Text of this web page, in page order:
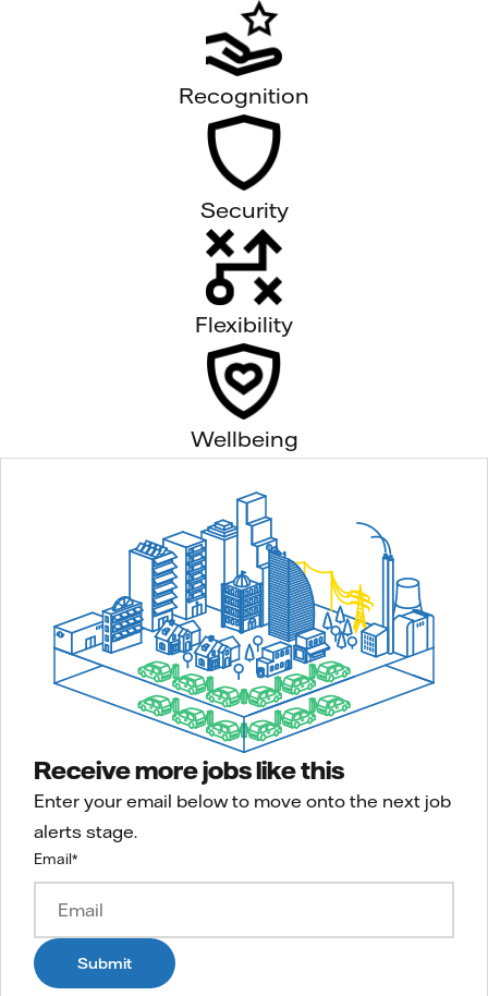
Recognition
Security
Flexibility
Wellbeing
Receive more jobs like this
Enter your email below to move onto the next job
alerts stage.
Email*
Submit